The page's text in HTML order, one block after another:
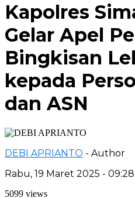
Kapolres
Gelar Apel
Bingkisan
kepada
dan ASN
DEBI APRIANTO - Author
Rabu, 19 Maret 2025 -
5099 views